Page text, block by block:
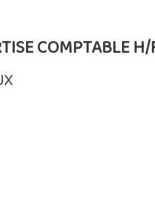
COMPTABLE